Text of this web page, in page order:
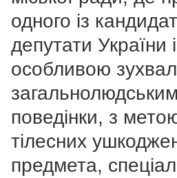
одного із
депутати України
особливою
поведінки, з
тілесних
предмета,